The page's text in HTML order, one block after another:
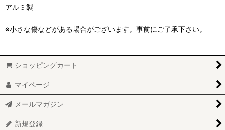
アルミ製
※小さな傷などがある場合がございます。事前にご了承下さい。
ショッピングカート
マイページ
メールマガジン
新規登録